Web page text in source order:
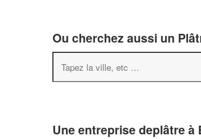
Ou cherchez aussi un
Une entreprise deplâtre à